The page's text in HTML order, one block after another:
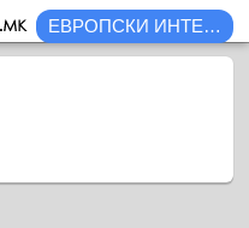
ЕВРОПСКИ ИНТЕГРАЦИИ